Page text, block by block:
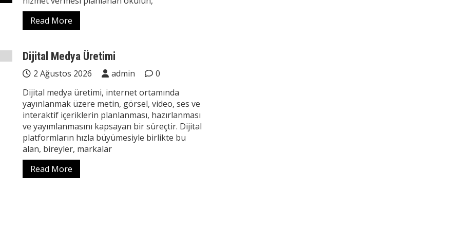
Read More
Dijital Medya Üretimi
2 Ağustos 2026 admin
0
Dijital medya üretimi, internet ortamında
yayınlanmak üzere metin, görsel, video, ses ve
interaktif içeriklerin planlanması, hazırlanması
ve yayımlanmasını kapsayan bir süreçtir. Dijital
platformların hızla büyümesiyle birlikte bu
alan, bireyler, markalar
Read More